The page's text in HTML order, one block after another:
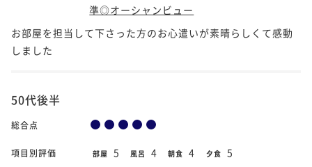
準◎オーシャンビュー
お部屋を担当して下さった方のお心遣いが素晴らしくて感動
しました
50代後半
総合点
項目別評価 部屋 5 風呂 4 朝食 4 夕食 5